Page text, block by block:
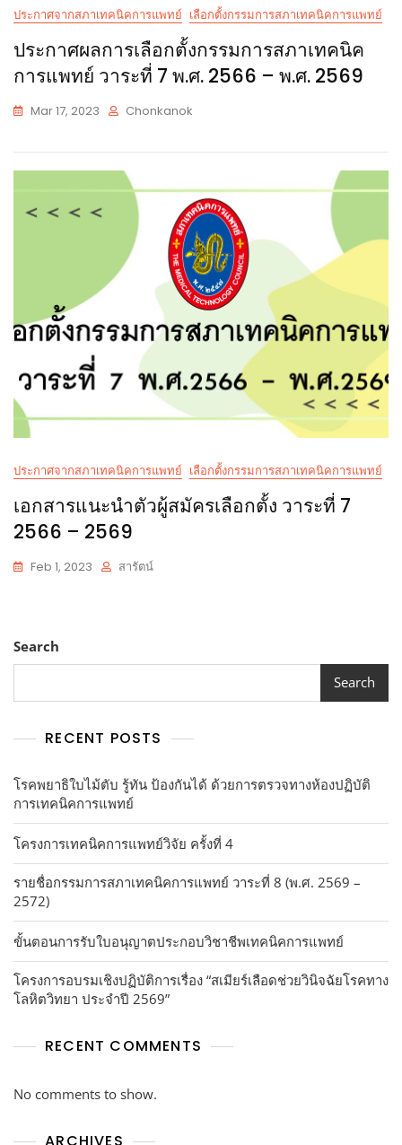
ประกาศจากสภาเทคนิคการแพทย์ เลือกตั้งกรรมการสภาเทคนิคการแพทย์
ประกาศผลการเลือกตั้งกรรมการสภาเทคนิค
การแพทย์ วาระที่ 7 พ.ศ. 2566 – พ.ศ. 2569
Mar 17, 2023 Chonkanok
ประกาศจากสภาเทคนิคการแพทย์ เลือกตั้งกรรมการสภาเทคนิคการแพทย์
เอกสารแนะนำตัวผู้สมัครเลือกตั้ง วาระที่ 7
2566 – 2569
Feb 1, 2023 สารัตน์
Search
Search
RECENT POSTS
โรคพยาธิใบไม้ตับ รู้ทัน ป้องกันได้ ด้วยการตรวจทางห้องปฏิบัติ
การเทคนิคการแพทย์
โครงการเทคนิคการแพทย์วิจัย ครั้งที่ 4
รายชื่อกรรมการสภาเทคนิคการแพทย์ วาระที่ 8 (พ.ศ. 2569 –
2572)
ขั้นตอนการรับใบอนุญาตประกอบวิชาชีพเทคนิคการแพทย์
โครงการอบรมเชิงปฏิบัติการเรื่อง “สเมียร์เลือดช่วยวินิจฉัยโรคทาง
โลหิตวิทยา ประจำปี 2569”
RECENT COMMENTS
No comments to show.
ARCHIVES